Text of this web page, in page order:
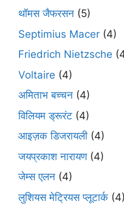
थॉमस जैफरसन (5)
Septimius Macer (4)
Friedrich Nietzsche
Voltaire (4)
अमिताभ बच्चन (4)
विलियम ड्रूरंट (4)
आइज़क डिजरायली (4)
जयप्रकाश नारायण(4)
जेम्स एलन (4)
लुशियस मेट्रियस प्लूटार्क (4)